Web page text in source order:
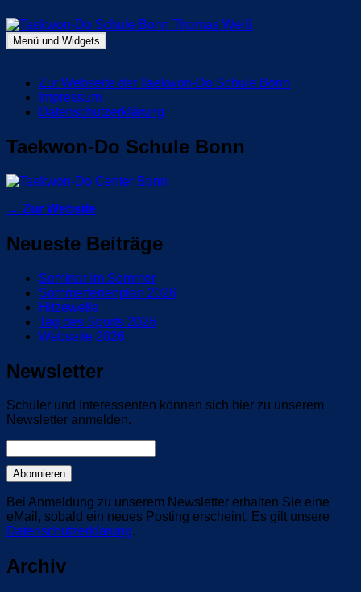
Inhalt
springen
Taekwon-Do Schule Bonn Thomas Weiß
Blog Taekwon-Do Schule Bonn
Menü und Widgets
Zur Webseite der Taekwon-Do Schule Bonn
Impressum
Datenschutzerklärung
Taekwon-Do Schule Bonn
→ Zur Website
Neueste Beiträge
Seminar im Sommer
Sommerferienplan 2026
Hitzewelle
Tag des Sports 2026
Webseite 2026
Newsletter
Schüler und Interessenten können sich hier zu unserem
Newsletter anmelden.
Bei Anmeldung zu unserem Newsletter erhalten Sie eine
eMail, sobald ein neues Posting erscheint. Es gilt unsere
Datenschutzerklärung.
Archiv